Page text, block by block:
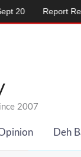
2007
Deh
Report Reveals